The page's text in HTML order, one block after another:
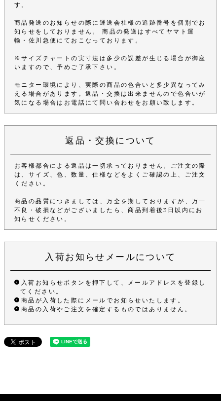
す。
商品発送のお知らせの際に運送会社様の追跡番号を個別でお
知らせをしておりません。 商品の発送はすべてヤマト運
輸・佐川急便にておこなっております。
※サイズチャートの実寸法は多少の誤差が生じる場合が御座
いますので、予めご了承下さい。
モニター環境により、実際の商品の色合いと多少異なってみ
える場合があります。返品・交換は出来ませんので色合いが
気になる場合はお電話にて問い合わせをお願い致します。
返品・交換について
お客様都合による返品は一切承っておりません。ご注文の際
は、サイズ、色、数量、仕様などをよくご確認の上、ご注文
ください。
商品の品質につきましては、万全を期しておりますが、万一
不良・破損などがございましたら、商品到着後3日以内にお
知らせください。
入荷お知らせメールについて
入荷お知らせボタンを押下して、メールアドレスを登録し
てください。
商品が入荷した際にメールでお知らせいたします。
商品の入荷やご注文を確定するものではありません。